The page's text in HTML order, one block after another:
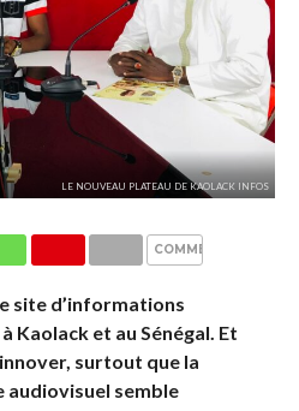
LE NOUVEAU PLATEAU DE KAOLACK INFOS
COMMENTAIRES
site d’informations
Kaolack et au Sénégal. Et
surtout que la
audiovisuel semble